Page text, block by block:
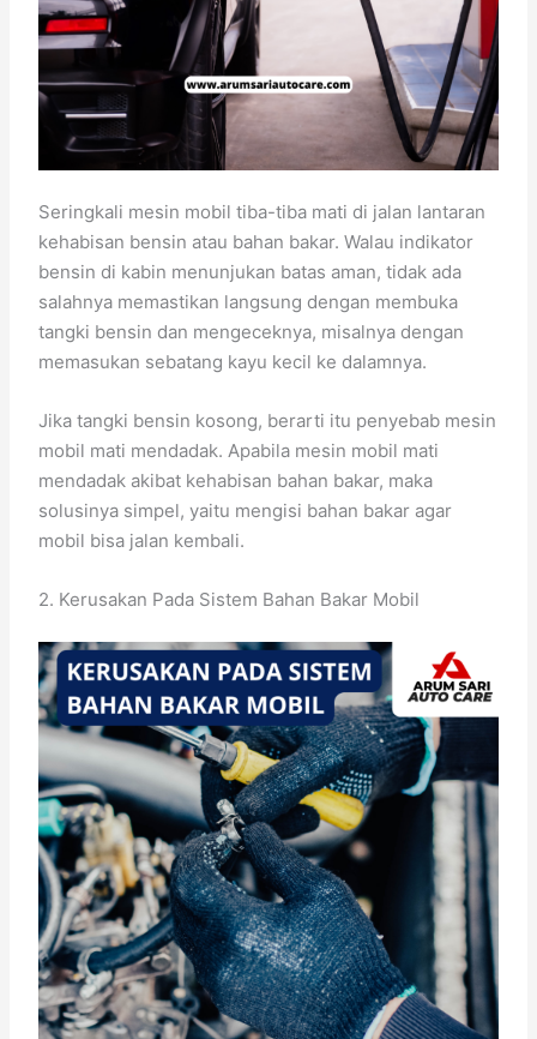
Seringkali mesin mobil tiba-tiba mati di jalan lantaran
kehabisan bensin atau bahan bakar. Walau indikator
bensin di kabin menunjukan batas aman, tidak ada
salahnya memastikan langsung dengan membuka
tangki bensin dan mengeceknya, misalnya dengan
memasukan sebatang kayu kecil ke dalamnya.
Jika tangki bensin kosong, berarti itu penyebab mesin
mobil mati mendadak. Apabila mesin mobil mati
mendadak akibat kehabisan bahan bakar, maka
solusinya simpel, yaitu mengisi bahan bakar agar
mobil bisa jalan kembali.
2. Kerusakan Pada Sistem Bahan Bakar Mobil